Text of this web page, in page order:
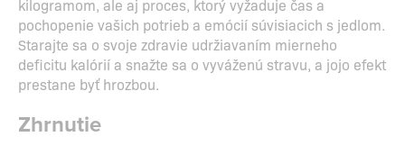
kilogramom, ale aj proces, ktorý vyžaduje čas a
pochopenie vašich potrieb a emócií súvisiacich s jedlom.
Starajte sa o svoje zdravie udržiavaním mierneho
deficitu kalórií a snažte sa o vyváženú stravu, a jojo efekt
prestane byť hrozbou.
Zhrnutie